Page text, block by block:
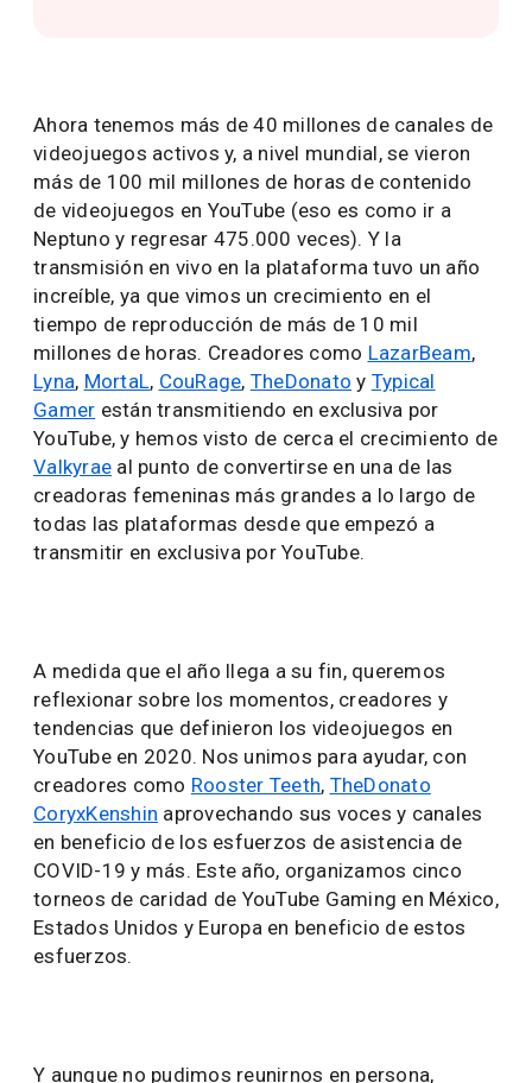
Ahora tenemos más de 40 millones de canales de
videojuegos activos y, a nivel mundial, se vieron
más de 100 mil millones de horas de contenido
de videojuegos en YouTube (eso es como ir a
Neptuno y regresar 475.000 veces). Y la
transmisión en vivo en la plataforma tuvo un año
increíble, ya que vimos un crecimiento en el
tiempo de reproducción de más de 10 mil
millones de horas. Creadores como LazarBeam,
Lyna, MortaL, CouRage, TheDonato y Typical
Gamer están transmitiendo en exclusiva por
YouTube, y hemos visto de cerca el crecimiento de
Valkyrae al punto de convertirse en una de las
creadoras femeninas más grandes a lo largo de
todas las plataformas desde que empezó a
transmitir en exclusiva por YouTube.
A medida que el año llega a su fin, queremos
reflexionar sobre los momentos, creadores y
tendencias que definieron los videojuegos en
YouTube en 2020. Nos unimos para ayudar, con
creadores como Rooster Teeth, TheDonato
CoryxKenshin aprovechando sus voces y canales
en beneficio de los esfuerzos de asistencia de
COVID-19 y más. Este año, organizamos cinco
torneos de caridad de YouTube Gaming en México,
Estados Unidos y Europa en beneficio de estos
esfuerzos.
Y aunque no pudimos reunirnos en persona,